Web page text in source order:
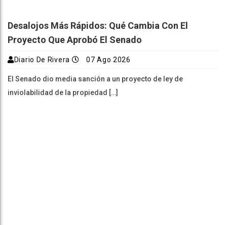
Desalojos Más Rápidos: Qué Cambia Con El
Proyecto Que Aprobó El Senado
Diario De Rivera 07 Ago 2026
El Senado dio media sanción a un proyecto de ley de
inviolabilidad de la propiedad […]